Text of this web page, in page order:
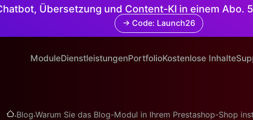
Übersetzung und Content-KI in einem Abo.
→ Code: Launch26
ModuleDienstleistungenPortfolioKostenlose Inhalte
.Blog.Warum Sie das Blog-Modul in Ihrem Prestashop-Shop